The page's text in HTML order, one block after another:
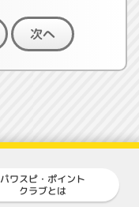
次へ
パワスピ・ポイント
クラブとは